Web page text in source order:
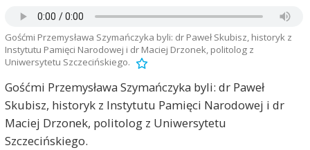
Gośćmi Przemysława Szymańczyka byli: dr Paweł Skubisz, historyk z
Instytutu Pamięci Narodowej i dr Maciej Drzonek, politolog z
Uniwersytetu Szczecińskiego.
Gośćmi Przemysława Szymańczyka byli: dr Paweł
Skubisz, historyk z Instytutu Pamięci Narodowej i dr
Maciej Drzonek, politolog z Uniwersytetu
Szczecińskiego.